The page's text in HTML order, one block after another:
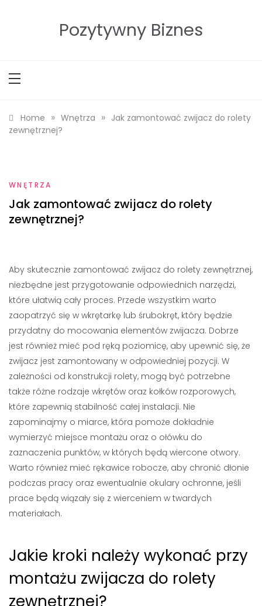
Pozytywny Biznes
Home » Wnętrza » Jak zamontować zwijacz do rolety
zewnętrznej?
WNĘTRZA
Jak zamontować zwijacz do rolety
zewnętrznej?
Aby skutecznie zamontować zwijacz do rolety zewnętrznej,
niezbędne jest przygotowanie odpowiednich narzędzi,
które ułatwią cały proces. Przede wszystkim warto
zaopatrzyć się w wkrętarkę lub śrubokręt, który będzie
przydatny do mocowania elementów zwijacza. Dobrze
jest również mieć pod ręką poziomicę, aby upewnić się, że
zwijacz jest zamontowany w odpowiedniej pozycji. W
zależności od konstrukcji rolety, mogą być potrzebne
także różne rodzaje wkrętów oraz kołków rozporowych,
które zapewnią stabilność całej instalacji. Nie
zapominajmy o miarce, która pomoże dokładnie
wymierzyć miejsce montażu oraz o ołówku do
zaznaczenia punktów, w których będą wiercone otwory.
Warto również mieć rękawice robocze, aby chronić dłonie
podczas pracy oraz ewentualnie okulary ochronne, jeśli
prace będą wiązały się z wierceniem w twardych
materiałach.
Jakie kroki należy wykonać przy
montażu zwijacza do rolety
zewnętrznej?